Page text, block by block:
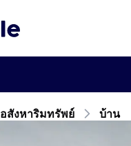
อสังหาริมทรัพย์ บ้าน